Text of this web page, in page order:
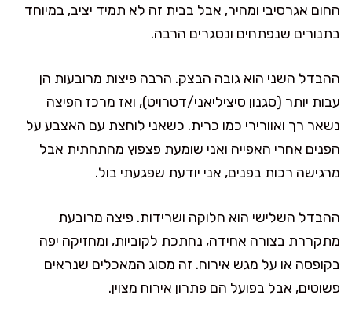
החום אגרסיבי ומהיר, אבל בבית זה לא תמיד יציב, במיוחד
בתנורים שנפתחים ונסגרים הרבה.
ההבדל השני הוא גובה הבצק. הרבה פיצות מרובעות הן
עבות יותר (סגנון סיציליאני/דטרויט), ואז מרכז הפיצה
נשאר רך ואוורירי כמו כרית. כשאני לוחצת עם האצבע על
הפנים אחרי האפייה ואני שומעת פצפוץ מהתחתית אבל
מרגישה רכות בפנים, אני יודעת שפגעתי בול.
ההבדל השלישי הוא חלוקה ושרידות. פיצה מרובעת
מתקררת בצורה אחידה, נחתכת לקוביות, ומחזיקה יפה
בקופסה או על מגש אירוח. זה מסוג המאכלים שנראים
פשוטים, אבל בפועל הם פתרון אירוח מצוין.